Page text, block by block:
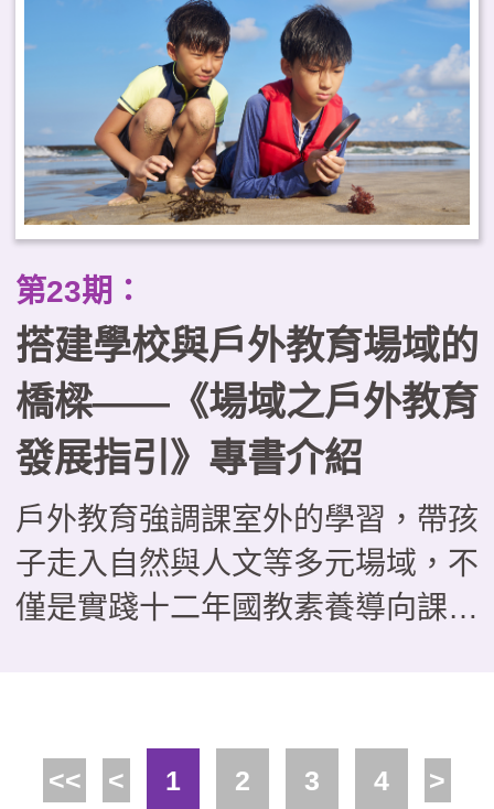
性。據此，本文提出臺灣推動戶外
教育常態化的三項工作重點，以可
及性為核心規劃課程地圖、建構跨
域合作的學習生態系，以及以優質
化原則確保課程品質。
第23期：
搭建學校與戶外教育場域的
橋樑——《場域之戶外教育
發展指引》專書介紹
戶外教育強調課室外的學習，帶孩
子走入自然與人文等多元場域，不
僅是實踐十二年國教素養導向課程
年來，不少場域也積極發展戶外教
育課程，並主動與學校合作，這本
<< < 1 2 3 4 >